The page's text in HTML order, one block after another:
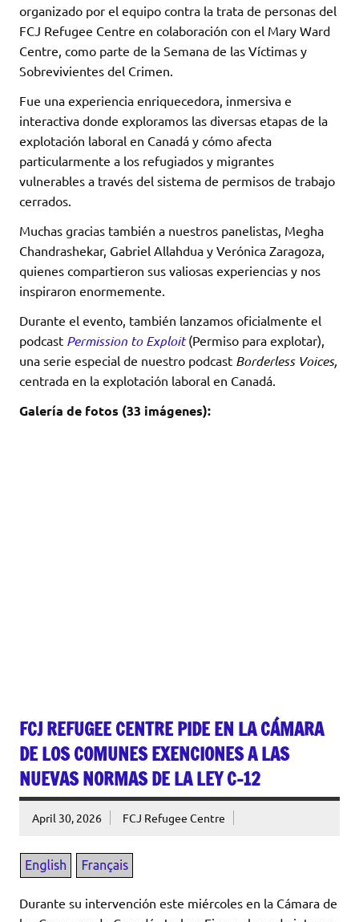
organizado por el equipo contra la trata de personas del
FCJ Refugee Centre en colaboración con el Mary Ward
Centre, como parte de la Semana de las Víctimas y
Sobrevivientes del Crimen.
Fue una experiencia enriquecedora, inmersiva e
interactiva donde exploramos las diversas etapas de la
explotación laboral en Canadá y cómo afecta
particularmente a los refugiados y migrantes
vulnerables a través del sistema de permisos de trabajo
cerrados.
Muchas gracias también a nuestros panelistas, Megha
Chandrashekar, Gabriel Allahdua y Verónica Zaragoza,
quienes compartieron sus valiosas experiencias y nos
inspiraron enormemente.
Durante el evento, también lanzamos oficialmente el
podcast Permission to Exploit(Permiso para explotar),
una serie especial de nuestro podcast Borderless Voices,
centrada en la explotación laboral en Canadá.
Galería de fotos (33 imágenes):
FCJ REFUGEE CENTRE PIDE EN LA CÁMARA
DE LOS COMUNES EXENCIONES A LAS
NUEVAS NORMAS DE LA LEY C-12
April 30, 2026 FCJ Refugee Centre
Durante su intervención este miércoles en la Cámara de